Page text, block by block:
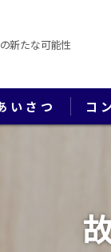
新たな可能性
いさつ コ